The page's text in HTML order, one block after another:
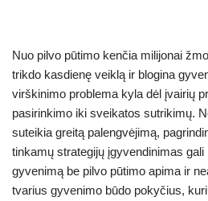
Nuo pilvo pūtimo kenčia milijonai
trikdo kasdienę veiklą ir blogina
virškinimo problema kyla dėl įvairių
pasirinkimo iki sveikatos sutrikimų.
suteikia greitą palengvėjimą,
tinkamų strategijų įgyvendinimas gali
gyvenimą be pilvo pūtimo apima ir
tvarius gyvenimo būdo pokyčius,